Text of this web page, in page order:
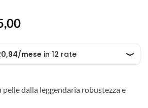
Il
attuale
è:
pelle dalla leggendaria robustezza e